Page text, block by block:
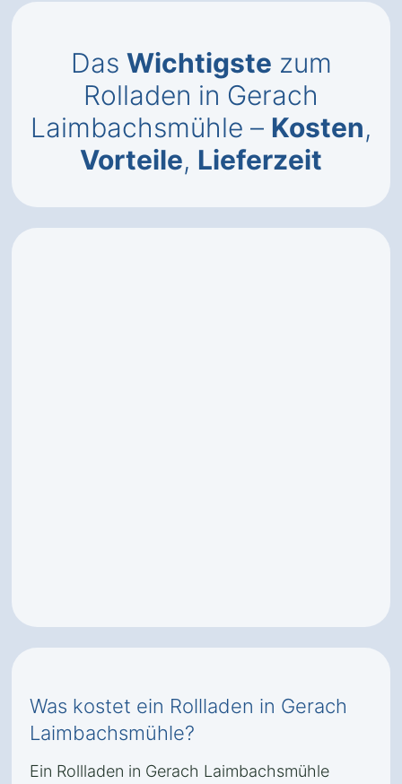
Das Wichtigste zum
Rolladen in Gerach
Laimbachsmühle – Kosten,
Vorteile, Lieferzeit
Was kostet ein Rollladen in Gerach
Laimbachsmühle?
Ein Rollladen in Gerach Laimbachsmühle